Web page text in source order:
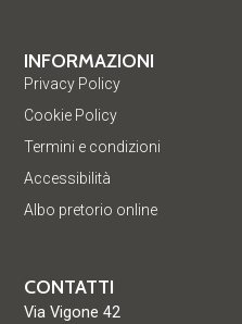
INFORMAZIONI
Privacy Policy
Cookie Policy
Termini e condizioni
Accessibilità
Albo pretorio online
CONTATTI
Via Vigone 42